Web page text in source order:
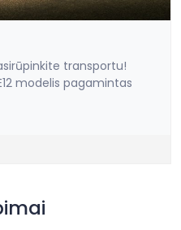
transportu!
modelis pagamintas